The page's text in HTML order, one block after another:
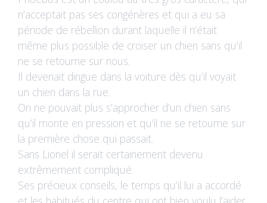
n’acceptait pas ses congénères et qui a eu sa
période de rébellion durant laquelle il n’était
même plus possible de croiser un chien sans qu’il
ne se retourne sur nous.
Il devenait dingue dans la voiture dès qu’il voyait
un chien dans la rue.
On ne pouvait plus s’approcher d’un chien sans
qu’il monte en pression et qu’il ne se retourne sur
la première chose qui passait.
Sans Lionel il serait certainement devenu
extrêmement compliqué.
Ses précieux conseils, le temps qu’il lui a accordé